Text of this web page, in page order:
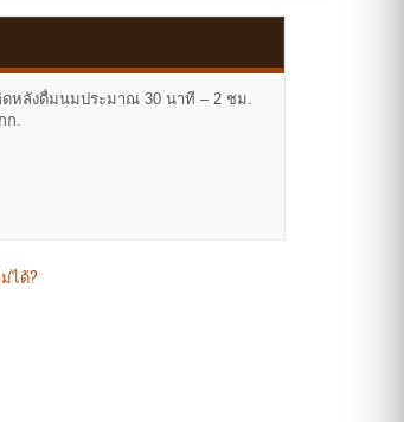
ดหลังดื่มนมประมาณ 30 นาที – 2 ชม.
ก.
ได้?